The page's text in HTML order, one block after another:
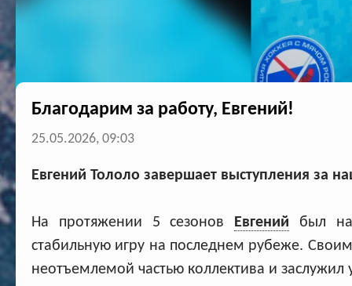
Благодарим за работу, Евгений!
25.05.2026, 09:03
Евгений Тололо завершает выступления за
На протяжении 5 сезонов Евгений был
стабильную игру на последнем рубеже.
неотъемлемой частью коллектива и